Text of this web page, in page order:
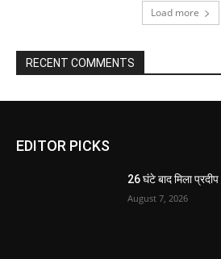
Load more
RECENT COMMENTS
EDITOR PICKS
26 घंटे बाद मिला प्रदीप
August 7, 2026